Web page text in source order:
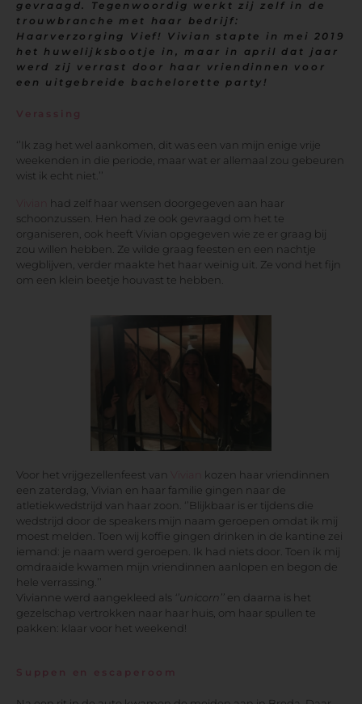
gevraagd. Tegenwoordig werkt zij zelf in de
trouwbranche met haar bedrijf:
Haarverzorging Vief! Vivian stapte in mei 2019
het huwelijksbootje in, maar in april dat jaar
werd zij verrast door haar vriendinnen voor
een uitgebreide bachelorette party!
Verassing
‘’Ik zag het wel aankomen, dit was een van mijn enige vrije
weekenden in die periode, maar wat er allemaal zou gebeuren
wist ik echt niet.’’
had zelf haar wensen doorgegeven aan haar
schoonzussen. Hen had ze ook gevraagd om het te
organiseren, ook heeft Vivian opgegeven wie ze er graag bij
zou willen hebben. Ze wilde graag feesten en een nachtje
wegblijven, verder maakte het haar weinig uit. Ze vond het fijn
om een klein beetje houvast te hebben.
Voor het vrijgezellenfeest van Vivian
kozen haar vriendinnen
een zaterdag, Vivian en haar familie gingen naar de
atletiekwedstrijd van haar zoon. ‘’Blijkbaar is er tijdens die
wedstrijd door de speakers mijn naam geroepen omdat ik mij
moest melden. Toen wij koffie gingen drinken in de kantine zei
iemand: je naam werd geroepen. Ik had niets door. Toen ik mij
omdraaide kwamen mijn vriendinnen aanlopen en begon de
hele verrassing.’’
Vivianne werd aangekleed als ‘’unicorn’’ en daarna is het
gezelschap vertrokken naar haar huis, om haar spullen te
pakken: klaar voor het weekend!
Suppen en escaperoom